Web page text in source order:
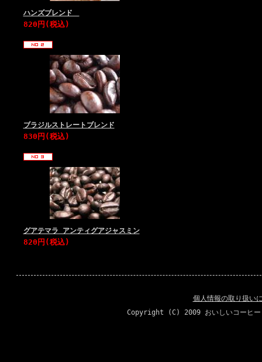
ハンズブレンド
820円(税込)
ブラジルストレートブレンド
830円(税込)
グアテマラ アンティグアジャスミン
820円(税込)
個人情報の取り扱い
Copyright (C) 2009 おいしいコー